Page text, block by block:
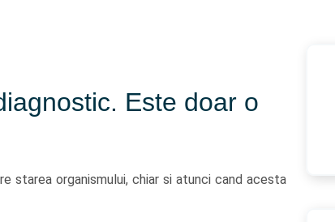
Este doar o
starea organismului, chiar si atunci cand acesta